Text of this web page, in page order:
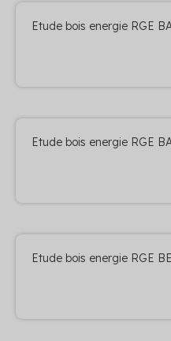
Etude bois energie RGE
Etude bois energie RGE
Etude bois energie RGE